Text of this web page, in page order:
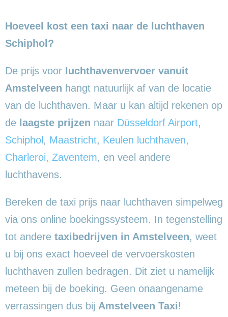
Hoeveel kost een taxi naar de luchthaven
Schiphol?
De prijs voor luchthavenvervoer vanuit
Amstelveen hangt natuurlijk af van de locatie
van de luchthaven. Maar u kan altijd rekenen op
de laagste prijzen naar Düsseldorf Airport,
Schiphol , Maastricht, Keulen luchthaven,
Charleroi, Zaventem, en veel andere
luchthavens.
Bereken de taxi prijs naar luchthaven simpelweg
via ons online boekingssysteem. In tegenstelling
tot andere taxibedrijven in Amstelveen, weet
u bij ons exact hoeveel de vervoerskosten
luchthaven zullen bedragen. Dit ziet u namelijk
meteen bij de boeking. Geen onaangename
verrassingen dus bij Amstelveen Taxi!